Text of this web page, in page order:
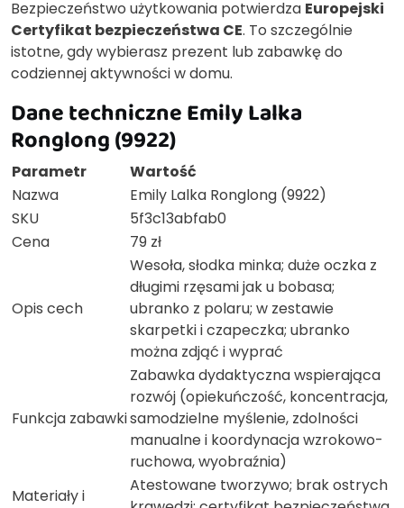
Bezpieczeństwo użytkowania potwierdza Europejski
Certyfikat bezpieczeństwa CE. To szczególnie
istotne, gdy wybierasz prezent lub zabawkę do
codziennej aktywności w domu.
Dane techniczne Emily Lalka
Ronglong (9922)
Parametr
Wartość
Nazwa
Emily Lalka Ronglong (9922)
SKU
5f3c13abfab0
Cena
79 zł
Opis cech
Wesoła, słodka minka; duże oczka z
długimi rzęsami jak u bobasa;
ubranko z polaru; w zestawie
skarpetki i czapeczka; ubranko
można zdjąć i wyprać
Funkcja zabawki
Zabawka dydaktyczna wspierająca
rozwój (opiekuńczość, koncentracja,
samodzielne myślenie, zdolności
manualne i koordynacja wzrokowo-
ruchowa, wyobraźnia)
Materiały i
Atestowane tworzywo; brak ostrych